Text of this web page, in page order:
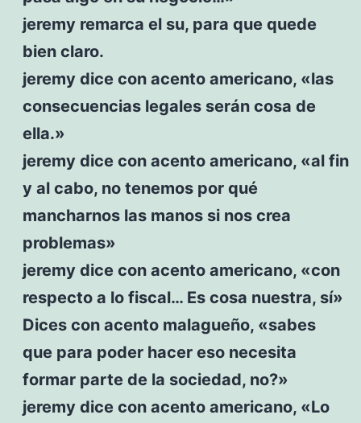
jeremy remarca el su, para que quede
bien claro.
jeremy dice con acento americano, «las
consecuencias legales serán cosa de
ella.»
jeremy dice con acento americano, «al fin
y al cabo, no tenemos por qué
mancharnos las manos si nos crea
problemas»
jeremy dice con acento americano, «con
respecto a lo fiscal… Es cosa nuestra, sí»
Dices con acento malagueño, «sabes
que para poder hacer eso necesita
formar parte de la sociedad, no?»
jeremy dice con acento americano, «Lo